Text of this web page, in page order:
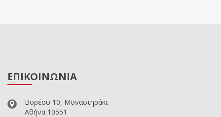
ΕΠΙΚΟΙΝΩΝΙΑ
Βορέου 10, Μοναστηράκι
Αθήνα 10551